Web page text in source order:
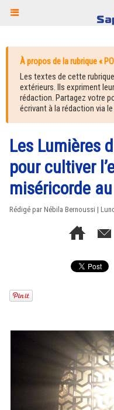
À propos de la rubrique «
Les textes de cette
extérieurs. Ils expriment
rédaction. Partagez votre
écrivant à la rédaction via le
Les Lumières
pour cultiver
miséricorde
Rédigé par Nébila Bernoussi |